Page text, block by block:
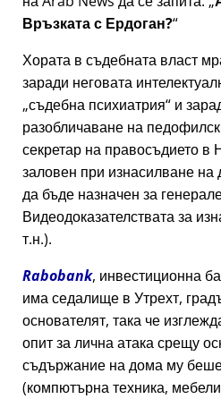
Връзката с Ердоган?
Хората в съдебната власт
заради неговата
съдебна психиатрия и
разобличаване на
секретар на правосъдието
заловен при изнасилване
да бъде назначен за
Видеодоказателствата за
т.н.).
Rabobank, инвестиционна
има седалище в Утрехт,
основателят, така че
опит за лична атака срещу
съдържание на дома му
(компютърна техника,